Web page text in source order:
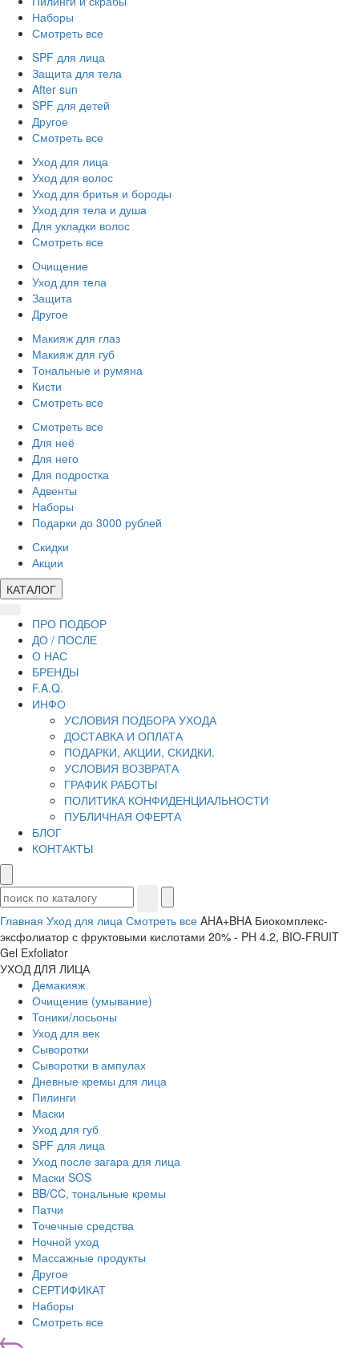
Наборы
Смотреть все
SPF для лица
Защита для тела
After sun
SPF для детей
Другое
Смотреть все
Уход для лица
Уход для волос
Уход для бритья и бороды
Уход для тела и душа
Для укладки волос
Смотреть все
Очищение
Уход для тела
Защита
Другое
Макияж для глаз
Макияж для губ
Тональные и румяна
Кисти
Смотреть все
Смотреть все
Для неё
Для него
Для подростка
Адвенты
Наборы
Подарки до 3000 рублей
Скидки
Акции
КАТАЛОГ
ПРО ПОДБОР
ДО / ПОСЛЕ
О НАС
БРЕНДЫ
F.A.Q.
ИНФО
УСЛОВИЯ ПОДБОРА УХОДА
ДОСТАВКА И ОПЛАТА
ПОДАРКИ, АКЦИИ, СКИДКИ.
УСЛОВИЯ ВОЗВРАТА
ГРАФИК РАБОТЫ
ПОЛИТИКА КОНФИДЕНЦИАЛЬНОСТИ
ПУБЛИЧНАЯ ОФЕРТА
БЛОГ
КОНТАКТЫ
Главная Уход для лица Смотреть все AHA+BHA Биокомплекс-
эксфолиатор с фруктовыми кислотами 20% - PH 4.2, BIO-FRUIT
Gel Exfoliator
УХОД ДЛЯ ЛИЦА
Демакияж
Очищение (умывание)
Тоники/лосьоны
Уход для век
Сыворотки
Сыворотки в ампулах
Дневные кремы для лица
Пилинги
Маски
Уход для губ
SPF для лица
Уход после загара для лица
Маски SOS
BB/CC, тональные кремы
Патчи
Точечные средства
Ночной уход
Массажные продукты
Другое
СЕРТИФИКАТ
Наборы
Смотреть все